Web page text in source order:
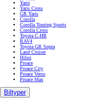
Yaris
Yaris Cross
GR Yaris
Corolla
Corolla Touring Sports
Corolla Cross
Toyota C-HR
RAV4
Toyota GR Supra
Land Cruiser
Hilux
Proace
Proace City
Proace Verso
Proace Max
Biltyper